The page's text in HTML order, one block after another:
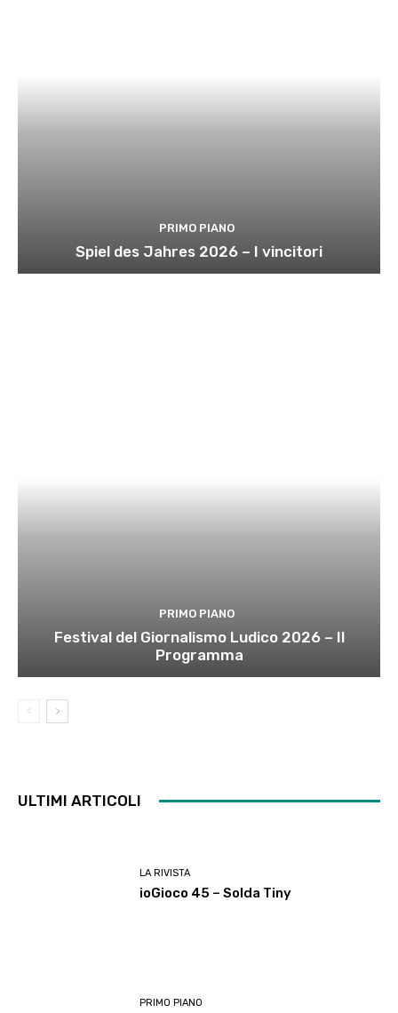
PRIMO PIANO
Spiel des Jahres 2026 – I vincitori
PRIMO PIANO
Festival del Giornalismo Ludico 2026 – Il
Programma
ULTIMI ARTICOLI
LA RIVISTA
ioGioco 45 – Solda Tiny
PRIMO PIANO